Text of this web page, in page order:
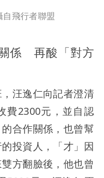
飛行者聯盟
係 再酸「對方
汪逸仁向記者澄清
費2300元，並自認
合作關係，也曾幫
投資人，「才」因
方翻臉後，他也曾